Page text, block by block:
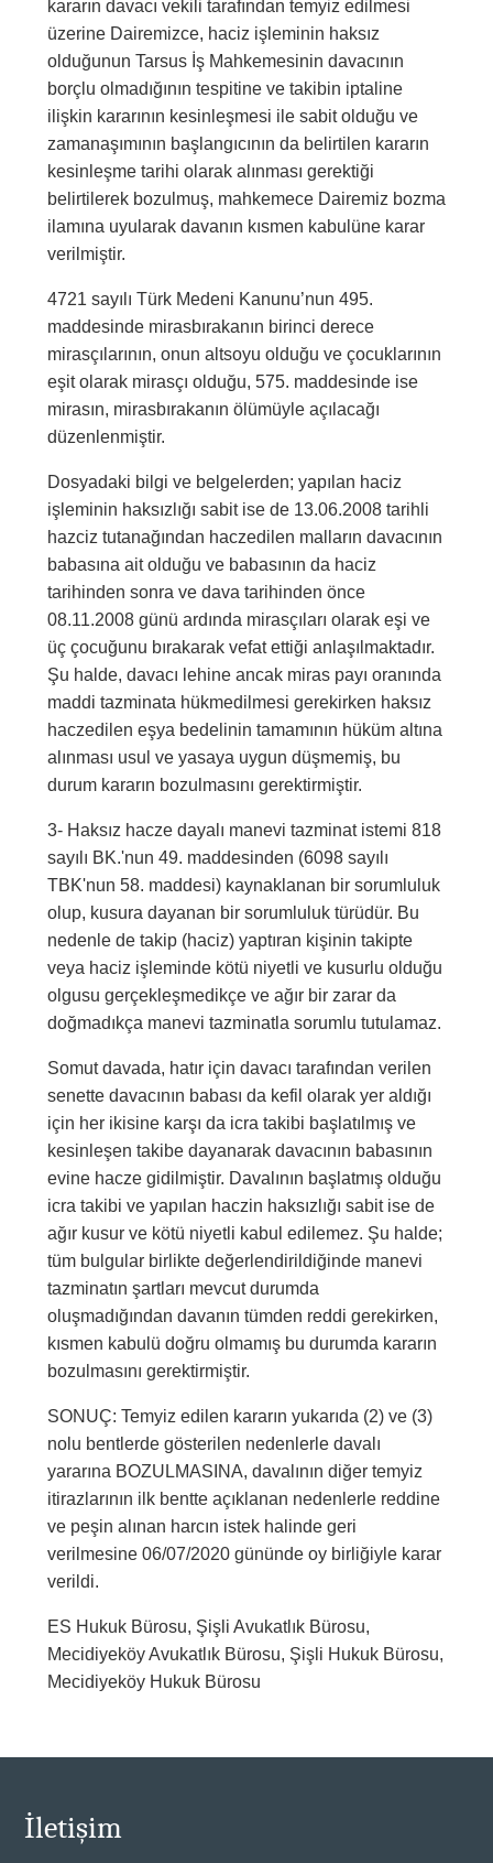
kararın davacı vekili tarafından temyiz edilmesi
üzerine Dairemizce, haciz işleminin haksız
olduğunun Tarsus İş Mahkemesinin davacının
borçlu olmadığının tespitine ve takibin iptaline
ilişkin kararının kesinleşmesi ile sabit olduğu ve
zamanaşımının başlangıcının da belirtilen kararın
kesinleşme tarihi olarak alınması gerektiği
belirtilerek bozulmuş, mahkemece Dairemiz bozma
ilamına uyularak davanın kısmen kabulüne karar
verilmiştir.
4721 sayılı Türk Medeni Kanunu’nun 495.
maddesinde mirasbırakanın birinci derece
mirasçılarının, onun altsoyu olduğu ve çocuklarının
eşit olarak mirasçı olduğu, 575. maddesinde ise
mirasın, mirasbırakanın ölümüyle açılacağı
düzenlenmiştir.
Dosyadaki bilgi ve belgelerden; yapılan haciz
işleminin haksızlığı sabit ise de 13.06.2008 tarihli
hazciz tutanağından haczedilen malların davacının
babasına ait olduğu ve babasının da haciz
tarihinden sonra ve dava tarihinden önce
08.11.2008 günü ardında mirasçıları olarak eşi ve
üç çocuğunu bırakarak vefat ettiği anlaşılmaktadır.
Şu halde, davacı lehine ancak miras payı oranında
maddi tazminata hükmedilmesi gerekirken haksız
haczedilen eşya bedelinin tamamının hüküm altına
alınması usul ve yasaya uygun düşmemiş, bu
durum kararın bozulmasını gerektirmiştir.
3- Haksız hacze dayalı manevi tazminat istemi 818
sayılı BK.'nun 49. maddesinden (6098 sayılı
TBK'nun 58. maddesi) kaynaklanan bir sorumluluk
olup, kusura dayanan bir sorumluluk türüdür. Bu
nedenle de takip (haciz) yaptıran kişinin takipte
veya haciz işleminde kötü niyetli ve kusurlu olduğu
olgusu gerçekleşmedikçe ve ağır bir zarar da
doğmadıkça manevi tazminatla sorumlu tutulamaz.
Somut davada, hatır için davacı tarafından verilen
senette davacının babası da kefil olarak yer aldığı
için her ikisine karşı da icra takibi başlatılmış ve
kesinleşen takibe dayanarak davacının babasının
evine hacze gidilmiştir. Davalının başlatmış olduğu
icra takibi ve yapılan haczin haksızlığı sabit ise de
ağır kusur ve kötü niyetli kabul edilemez. Şu halde;
tüm bulgular birlikte değerlendirildiğinde manevi
tazminatın şartları mevcut durumda
oluşmadığından davanın tümden reddi gerekirken,
kısmen kabulü doğru olmamış bu durumda kararın
bozulmasını gerektirmiştir.
SONUÇ: Temyiz edilen kararın yukarıda (2) ve (3)
nolu bentlerde gösterilen nedenlerle davalı
yararına BOZULMASINA, davalının diğer temyiz
itirazlarının ilk bentte açıklanan nedenlerle reddine
ve peşin alınan harcın istek halinde geri
verilmesine 06/07/2020 gününde oy birliğiyle karar
verildi.
ES Hukuk Bürosu, Şişli Avukatlık Bürosu,
Mecidiyeköy Avukatlık Bürosu, Şişli Hukuk Bürosu,
Mecidiyeköy Hukuk Bürosu
İletişim